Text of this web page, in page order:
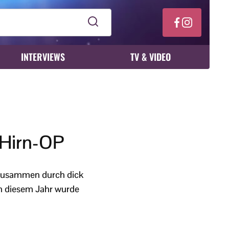
INTERVIEWS TV & VIDEO
OP
durch dick
diesem Jahr wurde